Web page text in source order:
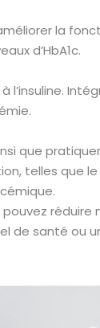
la
d’HbA1c.
que
telles que
de santé ou